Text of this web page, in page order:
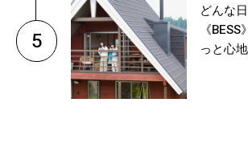
5
どんな
《
っと心